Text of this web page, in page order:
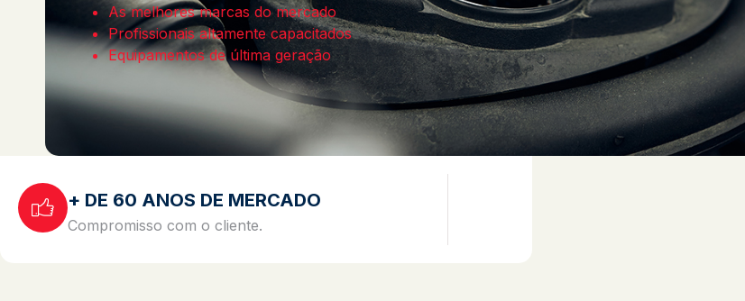
As melhores marcas do mercado
Profissionais altamente capacitados
Equipamentos de última geração
+ DE 60 ANOS DE MERCADO
Compromisso com o cliente.